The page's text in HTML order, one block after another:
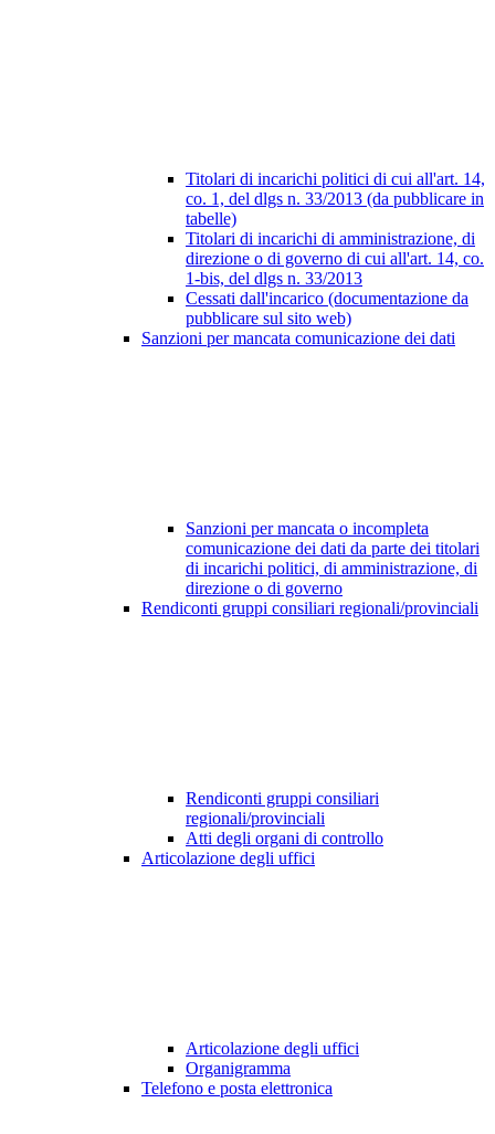
Titolari di incarichi politici di cui all'art. 14,
co. 1, del dlgs n. 33/2013 (da pubblicare in
tabelle)
Titolari di incarichi di amministrazione, di
direzione o di governo di cui all'art. 14, co.
1-bis, del dlgs n. 33/2013
Cessati dall'incarico (documentazione da
pubblicare sul sito web)
Sanzioni per mancata comunicazione dei dati
Sanzioni per mancata o incompleta
comunicazione dei dati da parte dei titolari
di incarichi politici, di amministrazione, di
direzione o di governo
Rendiconti gruppi consiliari regionali/provinciali
Rendiconti gruppi consiliari
regionali/provinciali
Atti degli organi di controllo
Articolazione degli uffici
Articolazione degli uffici
Organigramma
Telefono e posta elettronica